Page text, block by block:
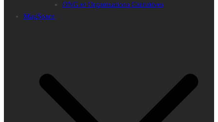
ONG et Organisations Caritatives
MagSpace